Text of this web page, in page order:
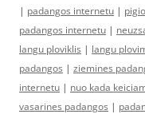
| padangos internetu |
padangos internetu |
langu ploviklis | langu
padangos | ziemines
internetu | nuo kada
vasarines padangos |